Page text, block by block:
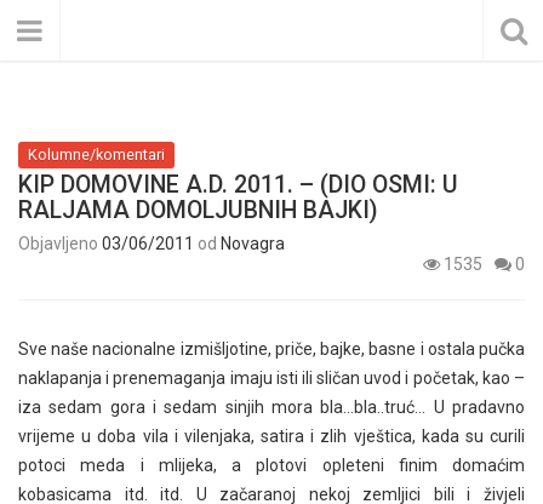
Kolumne/komentari
KIP DOMOVINE A.D. 2011. – (DIO OSMI: U
RALJAMA DOMOLJUBNIH BAJKI)
Objavljeno 03/06/2011 od Novagra
1535
0
Sve naše nacionalne izmišljotine, priče, bajke, basne i ostala pučka
naklapanja i prenemaganja imaju isti ili sličan uvod i početak, kao –
iza sedam gora i sedam sinjih mora bla…bla..truć… U pradavno
vrijeme u doba vila i vilenjaka, satira i zlih vještica, kada su curili
potoci meda i mlijeka, a plotovi opleteni finim domaćim
kobasicama itd. itd. U začaranoj nekoj zemljici bili i živjeli